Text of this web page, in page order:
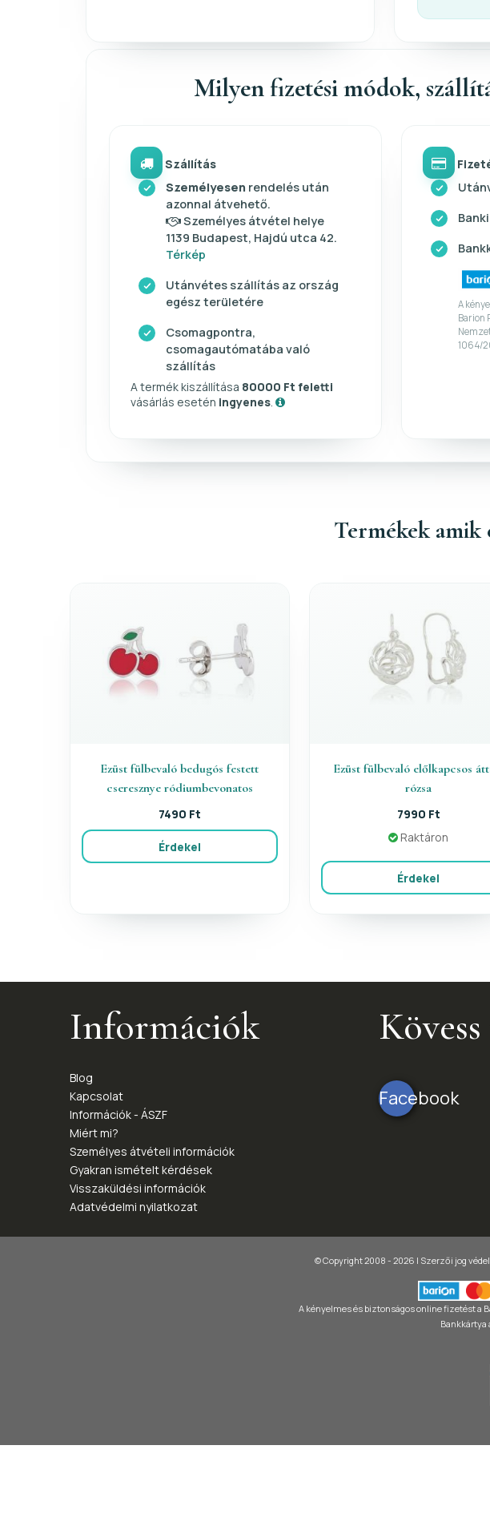
Milyen fizetési módok,
Szállítás
Személyesen rendelés után
azonnal átvehető.
Személyes átvétel helye
1139 Budapest, Hajdú utca 42.
Térkép
Utánvétes szállítás az ország
egész területére
Csomagpontra,
csomagautómatába való
szállítás
A termék kiszállítása 80000 Ft feletti
vásárlás esetén ingyenes.
A
Barion
1064/
Termékek amik
Ezüst fülbevaló bedugós festett
cseresznye ródiumbevonatos
7490 Ft
Érdekel
Ezüst fülbevaló előlkapcsos
rózsa
7990 Ft
Raktáron
Érdekel
Információk
Blog
Kapcsolat
Információk - ÁSZF
Miért mi?
Személyes átvételi információk
Gyakran ismételt kérdések
Visszaküldési információk
Adatvédelmi nyilatkozat
Facebook
© Copyright 2008 - 2026 | Szerzői jog
A kényelmes és biztonságos online fizetést a
Bankkártya